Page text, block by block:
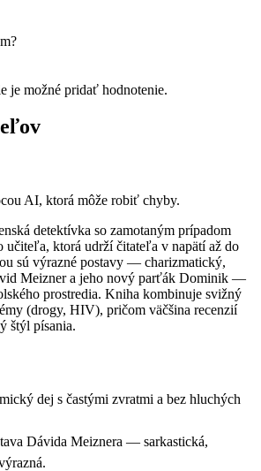
je možné pridať hodnotenie.
AI, ktorá môže robiť chyby.
detektívka so zamotaným prípadom
učiteľa, ktorá udrží čitateľa v napätí až do
sú výrazné postavy — charizmatický,
Meizner a jeho nový parťák Dominik —
prostredia. Kniha kombinuje svižný
(drogy, HIV), pričom väčšina recenzií
štýl písania.
dej s častými zvratmi a bez hluchých
Dávida Meiznera — sarkastická,